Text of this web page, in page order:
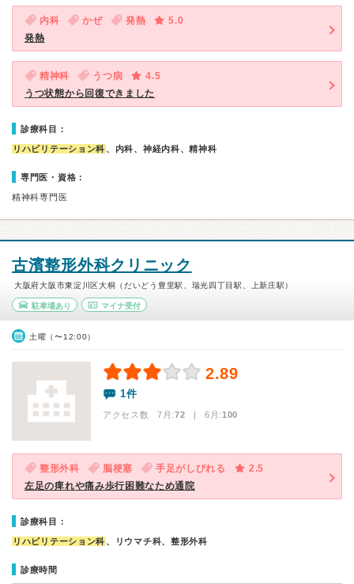
内科 かぜ 発熱
5.0
発熱
精神科 うつ病
4.5
うつ状態から回復できました
診療科目：
リハビリテーション科 、内科、神経内科、精神科
専門医・資格：
精神科専門医
古濱整形外科クリニック
大阪府大阪市東淀川区大桐（だいどう豊里駅、瑞光四丁目駅、上新庄駅）
駐車場あり マイナ受付
土曜（〜12:00）
2.89
1件
アクセス数 7月:72 | 6月:100
整形外科 脳梗塞 手足がしびれる
2.5
左足の痺れや痛み歩行困難なため通院
診療科目：
リハビリテーション科 、リウマチ科、整形外科
診療時間